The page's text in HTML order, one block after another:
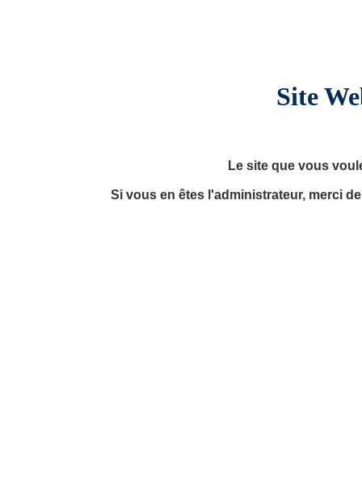
Site
Le site que vous
Si vous en êtes l'administrateur, merci